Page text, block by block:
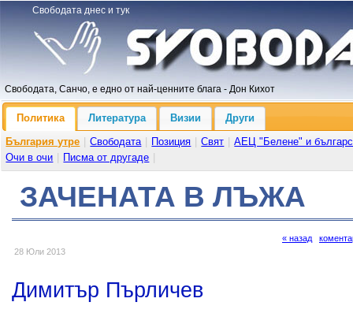
Свободата днес и тук
Свободата, Санчо, е едно от най-ценните блага - Дон Кихот
Политика Литература Визии
Други
България утре
Свободата Позиция Свят
АЕЦ "Белене" и
Очи в очи
Писма от другаде
ЗАЧЕНАТА В ЛЪЖА
28 Юли 2013
« назад
Димитър Пърличев